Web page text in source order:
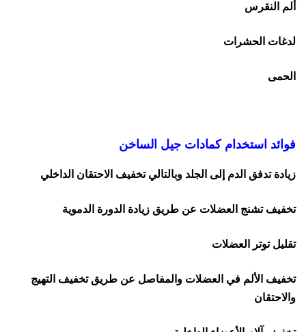
ألم النقرس
لدغات الحشرات
الحمى
فوائد استخدام كمادات جيل الساخن
زيادة تدفق الدم إلى الجلد وبالتالي تخفيف الاحتقان الداخلي
تخفيف تشنج العضلات عن طريق زيادة الدورة الدموية
تقليل توتر العضلات
تخفيف الألم في العضلات والمفاصل عن طريق تخفيف التهيج
والاحتقان